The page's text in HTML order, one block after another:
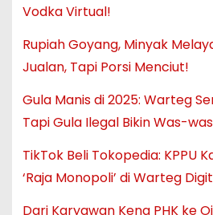
Vodka Virtual!
Rupiah Goyang, Minyak
Jualan, Tapi Porsi Menciut!
Gula Manis di 2025: Warteg
Tapi Gula Ilegal Bikin Was-
TikTok Beli Tokopedia: KPPU
‘Raja Monopoli’ di Warteg
Dari Karyawan Kena PHK ke